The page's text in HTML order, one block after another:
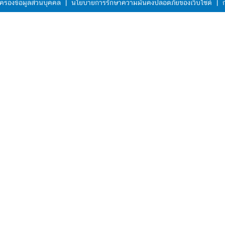
รองข้อมูลส่วนบุคคล | นโยบายการรักษาความมั่นคงปลอดภัยของเว็บไซต์ |